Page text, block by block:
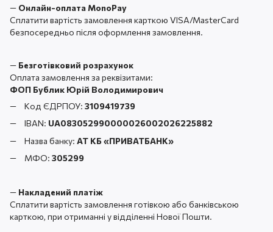
— Онлайн-оплата MonoPay
Сплатити вартість замовлення карткою VISA/MasterCard
безпосередньо після оформлення замовлення.
— Безготівковий розрахунок
Оплата замовлення за реквізитами:
ФОП Бублик Юрій Володимирович
Код ЄДРПОУ: 3109419739
IBAN: UA083052990000026002026225882
Назва банку: АТ КБ «ПРИВАТБАНК»
МФО: 305299
— Накладений платіж
Сплатити вартість замовлення готівкою або банківською
карткою, при отриманні у відділенні Нової Пошти.